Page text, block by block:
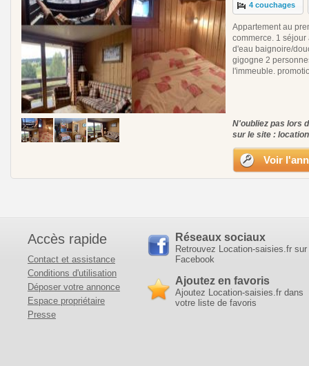
4 couchages
Appartement au
commerce. 1
d'eau baignoire/
gigogne 2
l'immeuble.
N'oubliez pas lors
sur le site :
Voir
Accès rapide
Contact et assistance
Conditions d'utilisation
Déposer votre annonce
Espace propriétaire
Presse
Réseaux sociaux
Retrouvez Location-saisies.fr sur
Facebook
Ajoutez en favoris
Ajoutez Location-saisies.fr dans
votre liste de favoris